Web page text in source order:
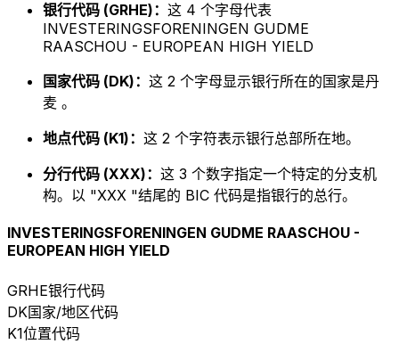
银行代码 (GRHE)： 这 4 个字母代表
INVESTERINGSFORENINGEN GUDME
RAASCHOU - EUROPEAN HIGH YIELD
国家代码 (DK)： 这 2 个字母显示银行所在的国家是丹
麦 。
地点代码 (K1)： 这 2 个字符表示银行总部所在地。
分行代码 (XXX)： 这 3 个数字指定一个特定的分支机
构。以 "XXX "结尾的 BIC 代码是指银行的总行。
INVESTERINGSFORENINGEN GUDME RAASCHOU -
EUROPEAN HIGH YIELD
GRHE银行代码
DK国家/地区代码
K1位置代码